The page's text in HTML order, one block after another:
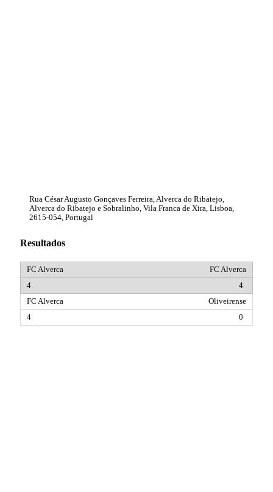
Rua César Augusto Gonçaves Ferreira, Alverca do Ribatejo,
Alverca do Ribatejo e Sobralinho, Vila Franca de Xira, Lisboa,
2615-054, Portugal
Resultados
FC Alverca
4
Oliveirense
0